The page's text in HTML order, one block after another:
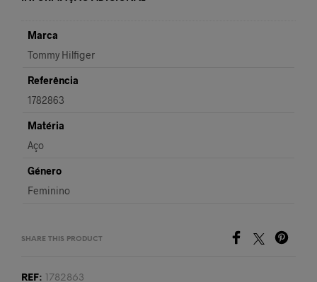
Marca
Tommy Hilfiger
Referência
1782863
Matéria
Aço
Género
Feminino
SHARE THIS PRODUCT
REF: 1782863